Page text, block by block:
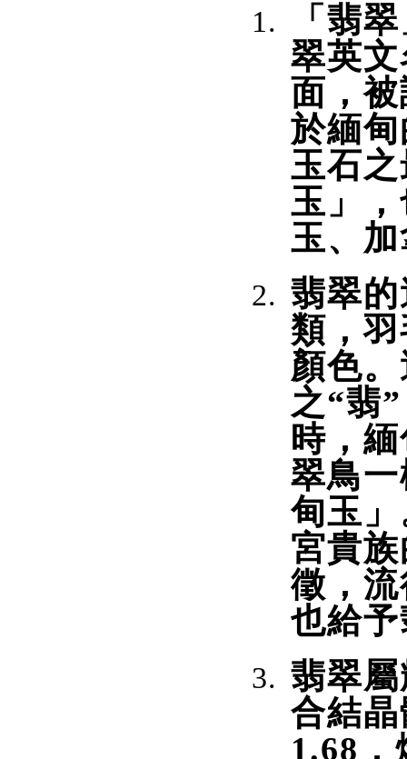
「翡
翠英
面，
於緬
玉石
玉」
玉、
翡翠
類，
顏色
之“翡
時，
翠鳥
甸玉
宮貴
徵，
也給
翡翠
合結
1.68